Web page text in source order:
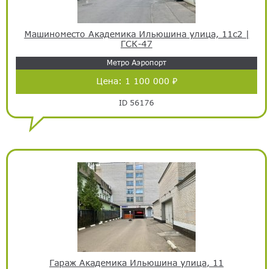
Машиноместо Академика Ильюшина улица, 11с2 |
ГСК-47
Метро Аэропорт
Цена: 1 100 000 ₽
ID 56176
Гараж Академика Ильюшина улица, 11